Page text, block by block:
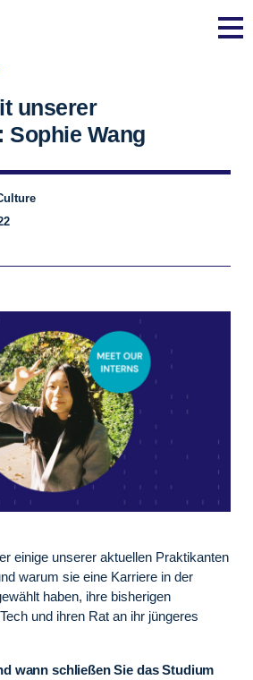
unserer
Sophie Wang
einige unserer aktuellen Praktikanten
warum sie eine Karriere in der
haben, ihre bisherigen
und ihren Rat an ihr jüngeres
wann schließen Sie das Studium